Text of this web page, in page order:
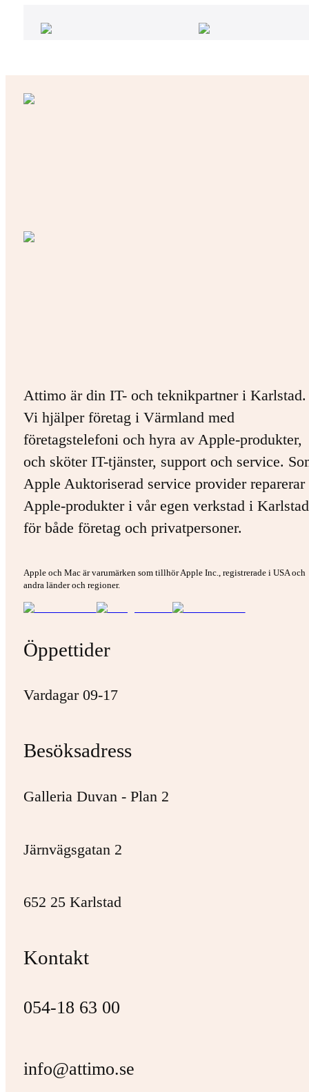
Attimo är din IT- och teknikpartner i Karlstad.
Vi hjälper företag i Värmland med
företagstelefoni och hyra av Apple-produkter,
och sköter IT-tjänster, support och service.
Apple Auktoriserad service provider
Apple-produkter i vår egen verkstad i
för både företag och privatpersoner.
Apple och Mac är varumärken som tillhör Apple Inc., registrerade i USA och
andra länder och regioner.
Öppettider
Vardagar 09-17
Besöksadress
Galleria Duvan - Plan 2
Järnvägsgatan 2
652 25 Karlstad
Kontakt
054-18 63 00
info@attimo.se